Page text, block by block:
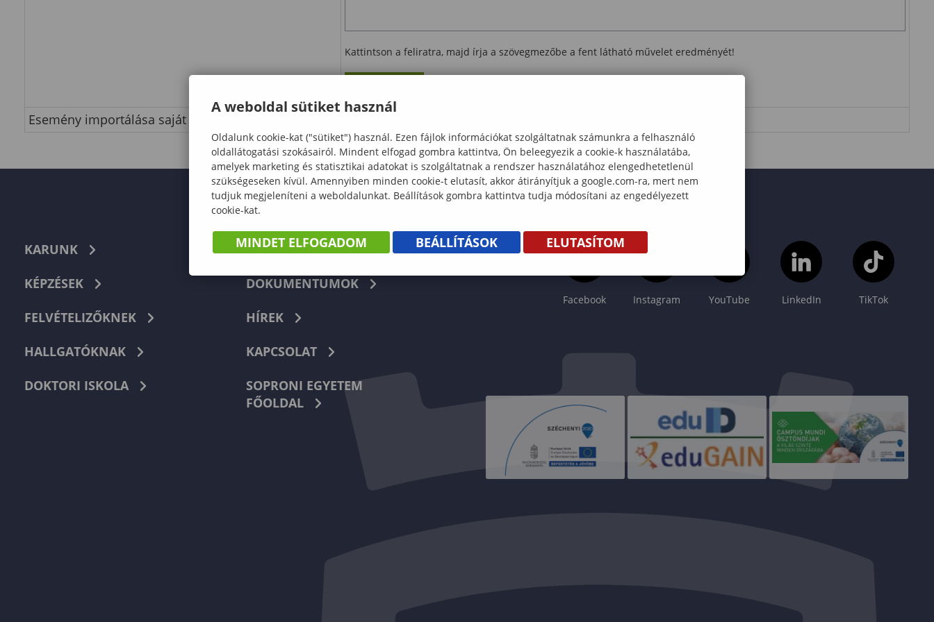
Kattintson a feliratra, majd írja a szövegmezőbe a fent látható művelet eredményét!
Esemény importálása saját naptárba
KARUNK
KÉPZÉSEK
FELVÉTELIZŐKNEK
HALLGATÓKNAK
DOKTORI ISKOLA
TELEFONKÖNYV
DOKUMENTUMOK
HÍREK
KAPCSOLAT
SOPRONI EGYETEM
FŐOLDAL
Facebook Instagram YouTube LinkedIn TikTok
A weboldal sütiket használ
Oldalunk cookie-kat ("sütiket") használ. Ezen fájlok információkat szolgáltatnak számunkra a felhasználó
oldallátogatási szokásairól. Mindent elfogad gombra kattintva, Ön beleegyezik a cookie-k használatába,
amelyek marketing és statisztikai adatokat is szolgáltatnak a rendszer használatához elengedhetetlenül
szükségeseken kívül. Amennyiben minden cookie-t elutasít, akkor átirányítjuk a google.com-ra, mert nem
tudjuk megjeleníteni a weboldalunkat. Beállítások gombra kattintva tudja módosítani az engedélyezett
cookie-kat.
MINDET ELFOGADOM BEÁLLÍTÁSOK ELUTASÍTOM